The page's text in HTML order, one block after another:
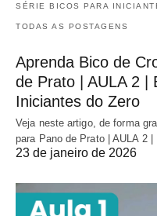
SÉRIE BICOS PARA
TODAS AS POSTAGENS
Aprenda Bico de
de Prato | AULA 2 |
Iniciantes do Zero
Veja neste artigo, de forma
para Pano de Prato | AULA 2
23 de janeiro de 2026